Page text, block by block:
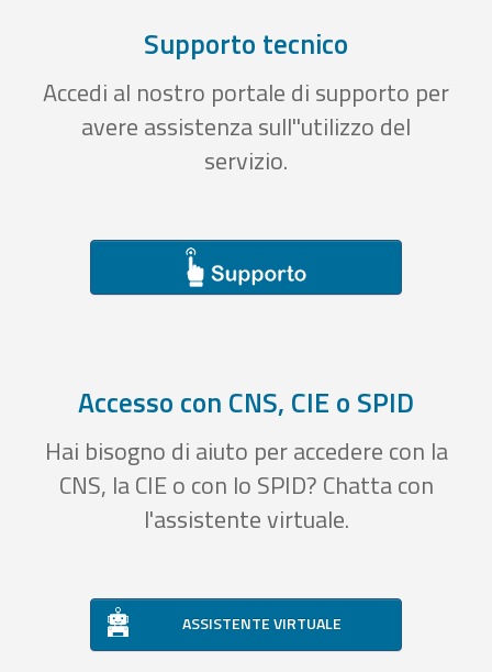
Supporto tecnico
Accedi al nostro portale di supporto per
avere assistenza sull''utilizzo del
servizio.
Accesso con CNS, CIE o SPID
Hai bisogno di aiuto per accedere con la
CNS, la CIE o con lo SPID? Chatta con
l'assistente virtuale.
ASSISTENTE VIRTUALE